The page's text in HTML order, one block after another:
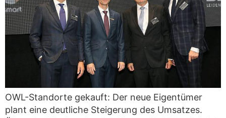
OWL-Standorte gekauft: Der neue Eigentümer
plant eine deutliche Steigerung des Umsatzes.